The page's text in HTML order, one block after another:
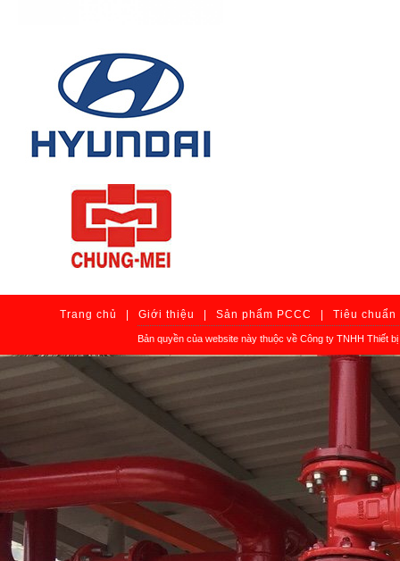
Trang chủ Giới thiệu Sản phẩm PCCC Tiêu chuẩn
Bản quyền của website này thuộc về Công ty TNHH Thiết bị